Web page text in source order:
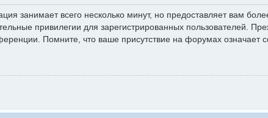
занимает всего несколько минут, но предоставляет вам
привилегии для зарегистрированных пользователей.
Помните, что ваше присутствие на форумах означает